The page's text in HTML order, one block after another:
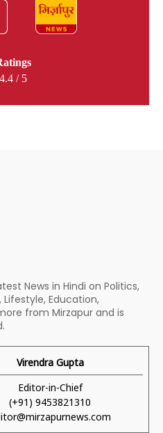
4.4 / 5
News in Hindi on Politics,
Lifestyle, Education,
from Mirzapur and is
Virendra Gupta
Editor-in-Chief
(+91) 9453821310